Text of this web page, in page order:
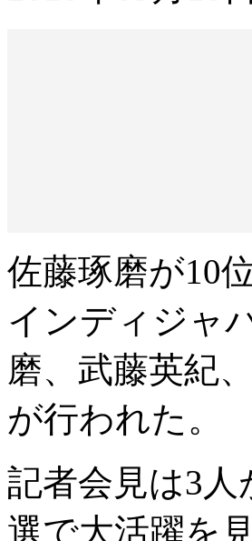
佐藤琢磨が10
インディジャ
磨、武藤英紀
が行われた。
記者会見は3
選で大活躍を